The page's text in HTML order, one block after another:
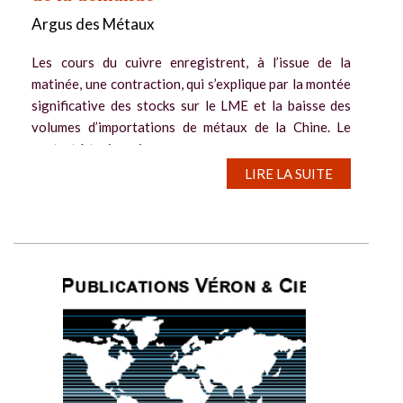
Argus des Métaux
Les cours du cuivre enregistrent, à l’issue de la
matinée, une contraction, qui s’explique par la montée
significative des stocks sur le LME et la baisse des
volumes d’importations de métaux de la Chine. Le
contrat à trois mois...